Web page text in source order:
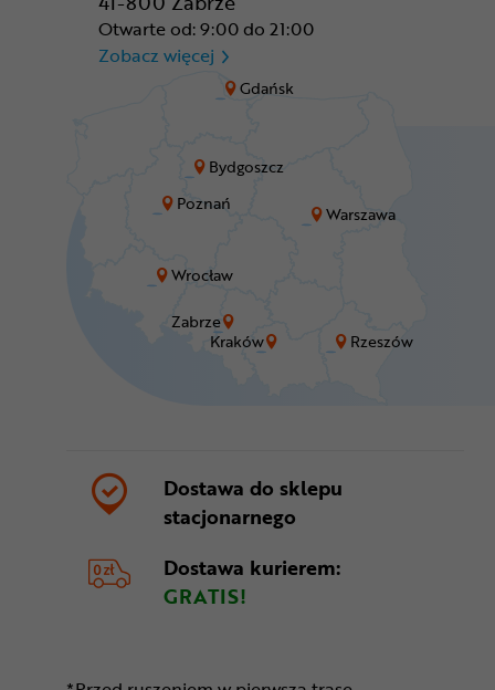
Bydgoszcz
Gdańsk
Kraków
Poznań
Rzeszów
Warszawa
Wrocław
Zabrze
Otwarte od: 9:00 do 21:00
Zobacz więcej CR Zabrze - M1 Zabrze
Dostawa do sklepu
stacjonarnego
Dostawa kurierem:
GRATIS!